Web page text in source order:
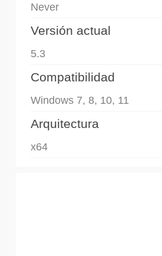
Never
Versión actual
5.3
Compatibilidad
Windows 7, 8, 10, 11
Arquitectura
x64